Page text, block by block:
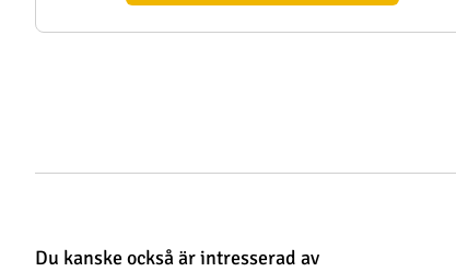
Du kanske också är intresserad av